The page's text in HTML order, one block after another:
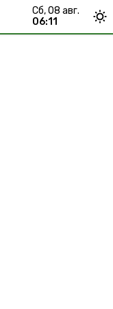
сб, 08 авг.
06:11